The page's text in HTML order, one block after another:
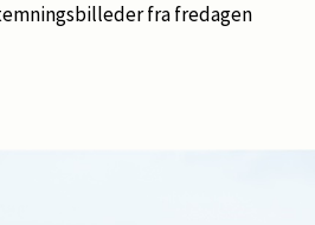
fra fredagen